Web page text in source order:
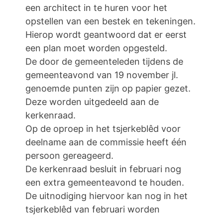
een architect in te huren voor het
opstellen van een bestek en tekeningen.
Hierop wordt geantwoord dat er eerst
een plan moet worden opgesteld.
De door de gemeenteleden tijdens de
gemeenteavond van 19 november jl.
genoemde punten zijn op papier gezet.
Deze worden uitgedeeld aan de
kerkenraad.
Op de oproep in het tsjerkeblêd voor
deelname aan de commissie heeft één
persoon gereageerd.
De kerkenraad besluit in februari nog
een extra gemeenteavond te houden.
De uitnodiging hiervoor kan nog in het
tsjerkeblêd van februari worden